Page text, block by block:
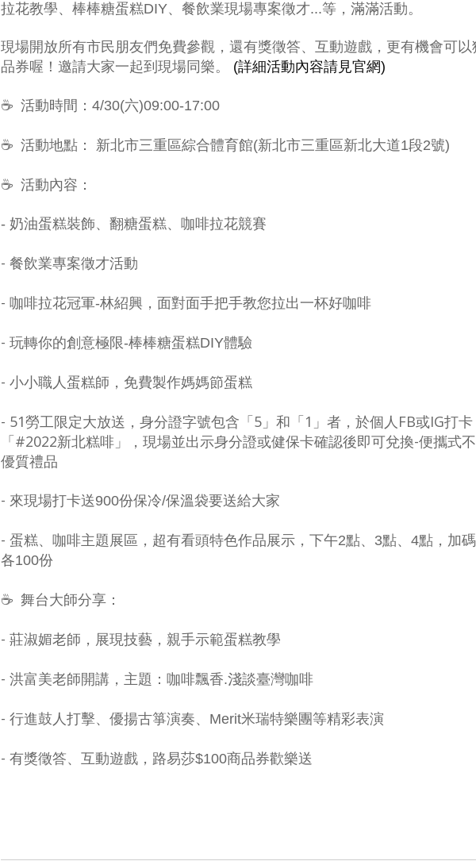
拉花教學、棒棒糖蛋糕DIY、餐飲業現場專案徵才...等，滿滿活動。
現場開放所有市民朋友們免費參觀，還有獎徵答、互動遊戲，更有機會可
品券喔！邀請大家一起到現場同樂。 (詳細活動內容請見官網)
☕ 活動時間：4/30(六)09:00-17:00
☕ 活動地點： 新北市三重區綜合體育館(新北市三重區新北大道1段2號)
☕ 活動內容：
- 奶油蛋糕裝飾、翻糖蛋糕、咖啡拉花競賽
- 餐飲業專案徵才活動
- 咖啡拉花冠軍-林紹興，面對面手把手教您拉出一杯好咖啡
- 玩轉你的創意極限-棒棒糖蛋糕DIY體驗
- 小小職人蛋糕師，免費製作媽媽節蛋糕
- 51勞工限定大放送，身分證字號包含「5」和「1」者，於個人FB或IG打
「#2022新北糕啡」，現場並出示身分證或健保卡確認後即可兌換-便攜式
優質禮品
- 來現場打卡送900份保冷/保溫袋要送給大家
- 蛋糕、咖啡主題展區，超有看頭特色作品展示，下午2點、3點、4點，加
各100份
☕ 舞台大師分享：
- 莊淑媚老師，展現技藝，親手示範蛋糕教學
- 洪富美老師開講，主題：咖啡飄香.淺談臺灣咖啡
- 行進鼓人打擊、優揚古箏演奏、Merit米瑞特樂團等精彩表演
- 有獎徵答、互動遊戲，路易莎$100商品券歡樂送